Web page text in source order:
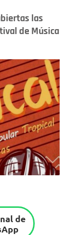
las
de Música
de